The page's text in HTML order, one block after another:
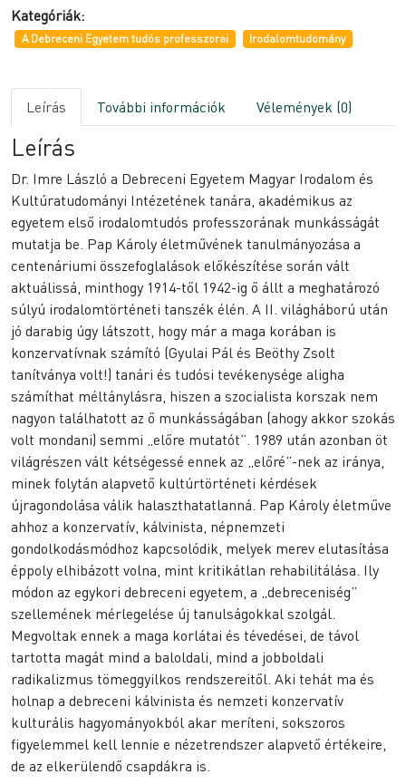
Kategóriák:
A Debreceni Egyetem tudós professzorai Irodalomtudomány
Leírás További információk Vélemények (0)
Leírás
Dr. Imre László a Debreceni Egyetem Magyar Irodalom és
Kultúratudományi Intézetének tanára, akadémikus az
egyetem első irodalomtudós professzorának munkásságát
mutatja be. Pap Károly életművének tanulmányozása a
centenáriumi összefoglalások előkészítése során vált
aktuálissá, minthogy 1914-től 1942-ig ő állt a meghatározó
súlyú irodalomtörténeti tanszék élén. A II. világháború után
jó darabig úgy látszott, hogy már a maga korában is
konzervatívnak számító (Gyulai Pál és Beöthy Zsolt
tanítványa volt!) tanári és tudósi tevékenysége aligha
számíthat méltánylásra, hiszen a szocialista korszak nem
nagyon találhatott az ő munkásságában (ahogy akkor szokás
volt mondani) semmi „előre mutatót”. 1989 után azonban öt
világrészen vált kétségessé ennek az „előré”-nek az iránya,
minek folytán alapvető kultúrtörténeti kérdések
újragondolása válik halaszthatatlanná. Pap Károly életműve
ahhoz a konzervatív, kálvinista, népnemzeti
gondolkodásmódhoz kapcsolódik, melyek merev elutasítása
éppoly elhibázott volna, mint kritikátlan rehabilitálása. Ily
módon az egykori debreceni egyetem, a „debreceniség”
szellemének mérlegelése új tanulságokkal szolgál.
Megvoltak ennek a maga korlátai és tévedései, de távol
tartotta magát mind a baloldali, mind a jobboldali
radikalizmus tömeggyilkos rendszereitől. Aki tehát ma és
holnap a debreceni kálvinista és nemzeti konzervatív
kulturális hagyományokból akar meríteni, sokszoros
figyelemmel kell lennie e nézetrendszer alapvető értékeire,
de az elkerülendő csapdákra is.